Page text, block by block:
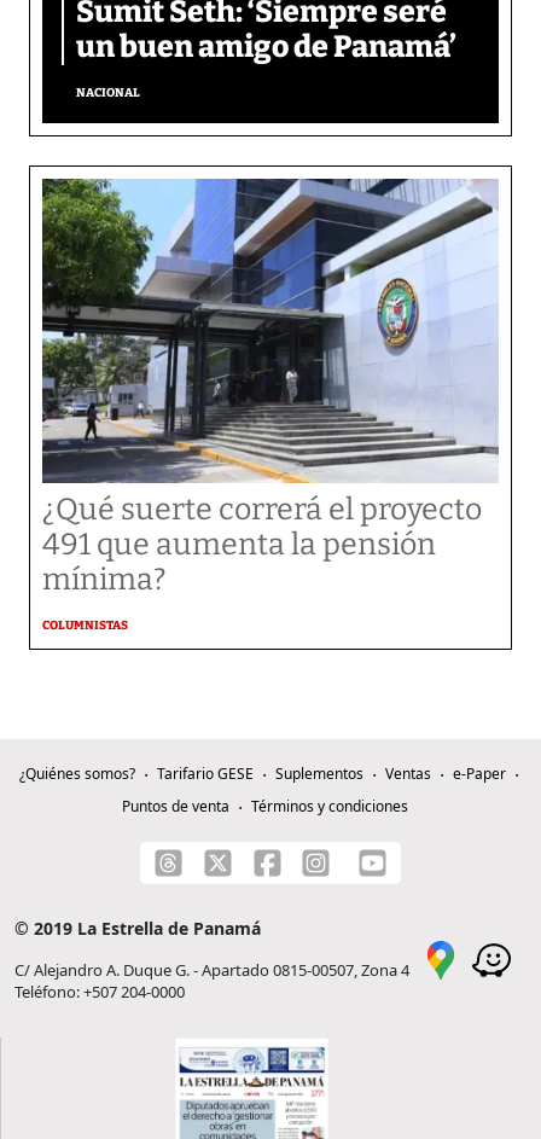
Sumit Seth: ‘Siempre seré
un buen amigo de Panamá’
NACIONAL
¿Qué suerte correrá el proyecto
491 que aumenta la pensión
mínima?
COLUMNISTAS
¿Quiénes somos? Tarifario GESE Suplementos Ventas
e-Paper
Puntos de venta
Términos y condiciones
© 2019 La Estrella de Panamá
C/ Alejandro A. Duque G. - Apartado 0815-00507, Zona 4
Teléfono: +507 204-0000